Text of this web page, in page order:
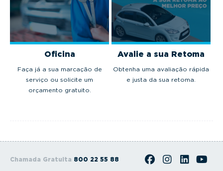
Oficina
Faça já a sua marcação de
serviço ou solicite um
orçamento gratuito.
Avalie a sua Retoma
Obtenha uma avaliação rápida
e justa da sua retoma.
Chamada Gratuita 800 22 55 88